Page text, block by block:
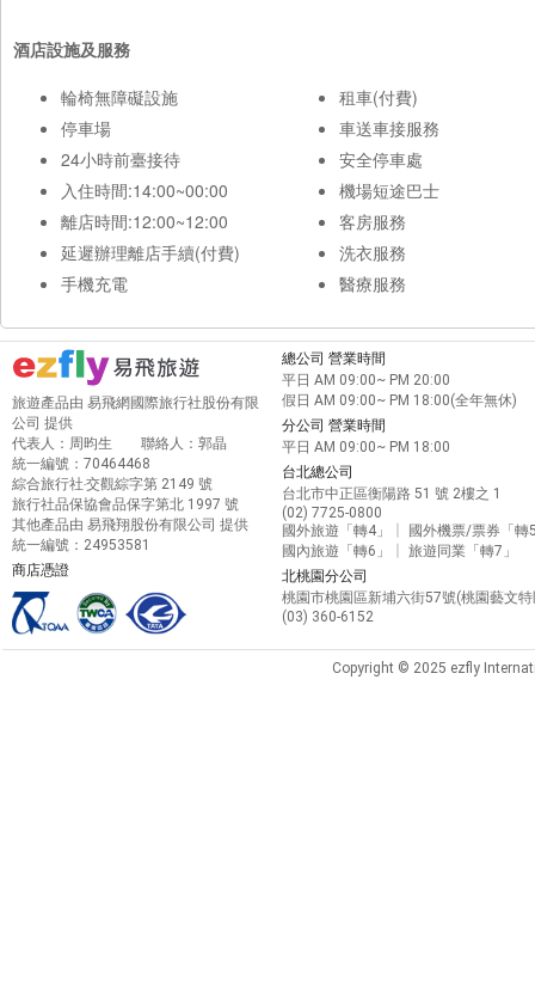
酒店設施及服務
輪椅無障礙設施
停車場
24小時前臺接待
入住時間:14:00~00:00
離店時間:12:00~12:00
延遲辦理離店手續(付費)
手機充電
租車(付費)
車送車接服務
安全停車處
機場短途巴士
客房服務
洗衣服務
醫療服務